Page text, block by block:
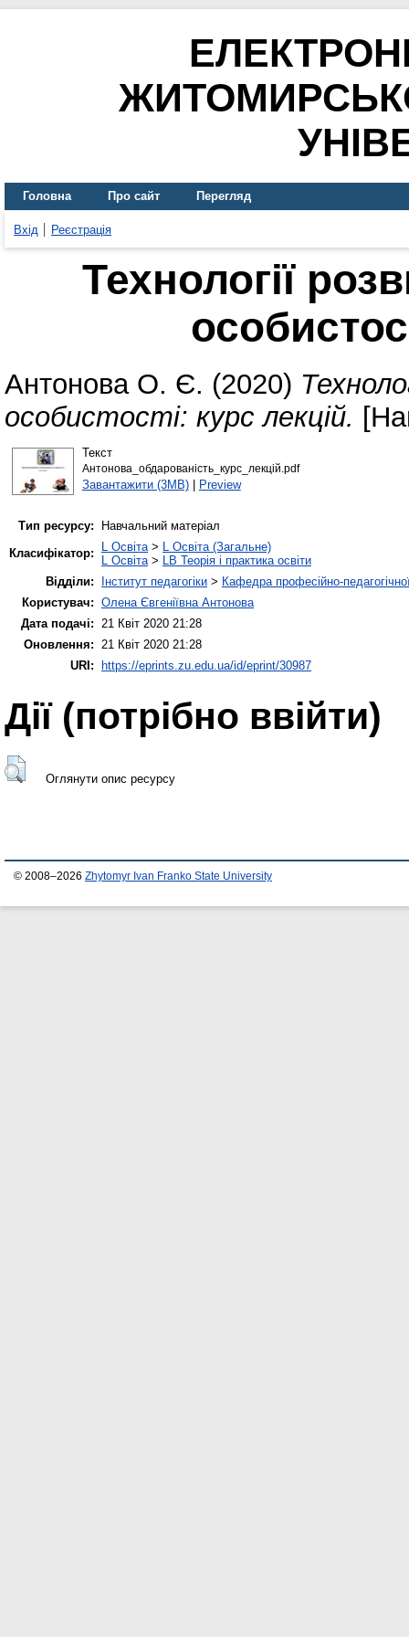
Головна Про сайт Перегляд
Вхід Реєстрація
Технології
Антонова О. Є. (2020)
особистості: курс лекцій.
Текст
Антонова_обдарованість_курс_лекцій.pdf
Завантажити (3MB)| Preview
Тип ресурсу:
Навчальний матеріал
Класифікатор:
L Освіта> L Освіта (Загальне)
L Освіта> LB Теорія і практика освіти
Відділи:
Інститут педагогіки > Кафедра професійно-
Користувач: Олена Євгеніївна Антонова
Дата подачі: 21 Квіт 2020 21:28
Оновлення: 21 Квіт 2020 21:28
URI:
https://eprints.zu.edu.ua/id/eprint/30987
Дії ​​(потрібно ввійти)
Оглянути опис ресурсу
© 2008–2026 Zhytomyr Ivan Franko State University